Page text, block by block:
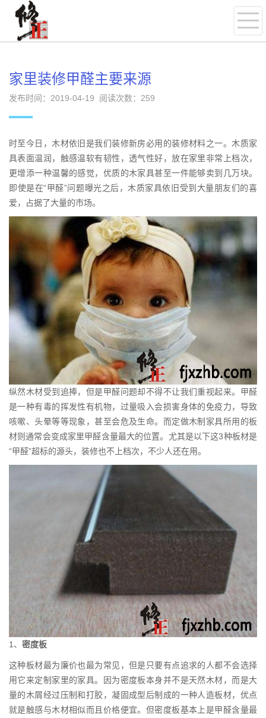
家里装修甲醛主要来源
发布时间：2019-04-19 阅读次数： 259
时至今日，木材依旧是我们装修新房必用的装修材料之一。木质家
具表面温润，触感温软有韧性，透气性好，放在家里非常上档次，
更增添一种温馨的感觉，优质的木家具甚至一件能够卖到几万块。
即使是在“甲醛”问题曝光之后，木质家具依旧受到大量朋友们的喜
爱，占据了大量的市场。
纵然木材受到追捧，但是甲醛问题却不得不让我们重视起来。甲醛
是一种有毒的挥发性有机物，过量吸入会损害身体的免疫力，导致
咳嗽、头晕等等现象，甚至会危及生命。而定做木制家具所用的板
材则通常会变成家里甲醛含量最大的位置。尤其是以下这3种板材是
“甲醛”超标的源头，装修也不上档次，不少人还在用。
1、 密度板
这种板材最为廉价也最为常见，但是只要有点追求的人都不会选择
用它来定制家里的家具。因为密度板本身并不是天然木材，而是大
量的木屑经过压制和打胶，凝固成型后制成的一种人造板材，优点
就是触感与木材相似而且价格便宜。但密度板基本上是甲醛含量最